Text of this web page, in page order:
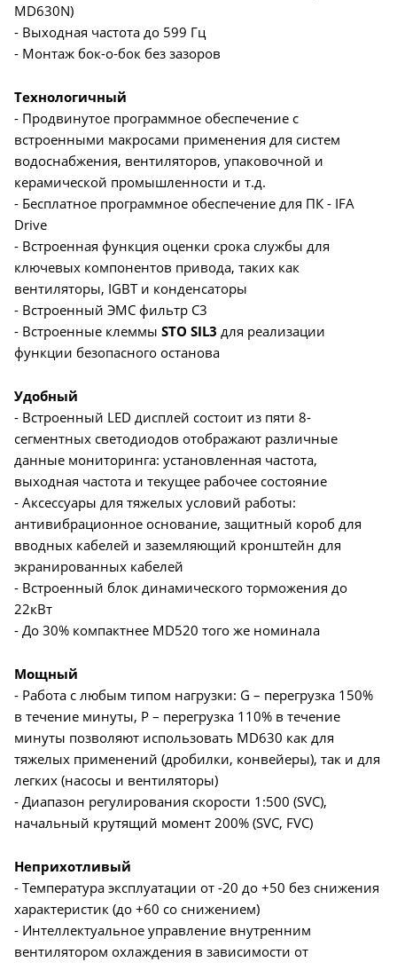
MD630N)
- Выходная частота до 599 Гц
- Монтаж бок-о-бок без зазоров
Технологичный
- Продвинутое программное обеспечение с
встроенными макросами применения для систем
водоснабжения, вентиляторов, упаковочной и
керамической промышленности и т.д.
- Бесплатное программное обеспечение для ПК - IFA
Drive
- Встроенная функция оценки срока службы для
ключевых компонентов привода, таких как
вентиляторы, IGBT и конденсаторы
- Встроенный ЭМС фильтр С3
- Встроенные клеммы STO SIL3 для реализации
функции безопасного останова
Удобный
- Встроенный LED дисплей состоит из пяти 8-
сегментных светодиодов отображают различные
данные мониторинга: установленная частота,
выходная частота и текущее рабочее состояние
- Аксессуары для тяжелых условий работы:
антивибрационное основание, защитный короб для
вводных кабелей и заземляющий кронштейн для
экранированных кабелей
- Встроенный блок динамического торможения до
22кВт
- До 30% компактнее MD520 того же номинала
Мощный
- Работа с любым типом нагрузки: G – перегрузка 150%
в течение минуты, P – перегрузка 110% в течение
минуты позволяют использовать MD630 как для
тяжелых применений (дробилки, конвейеры), так и для
легких (насосы и вентиляторы)
- Диапазон регулирования скорости 1:500 (SVC),
начальный крутящий момент 200% (SVC, FVC)
Неприхотливый
- Температура эксплуатации от -20 до +50 без снижения
характеристик (до +60 со снижением)
- Интеллектуальное управление внутренним
вентилятором охлаждения в зависимости от